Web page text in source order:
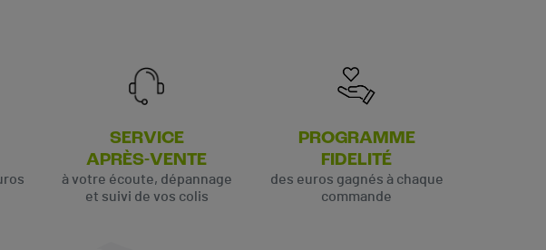
SERVICE
APRÈS-VENTE
à votre écoute, dépannage
et suivi de vos colis
PROGRAMME
FIDELITÉ
des euros gagnés à chaque
commande